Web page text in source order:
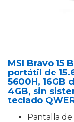
MSI Bravo 15
portátil de
5600H, 16GB
4GB, sin
teclado
Pantalla de